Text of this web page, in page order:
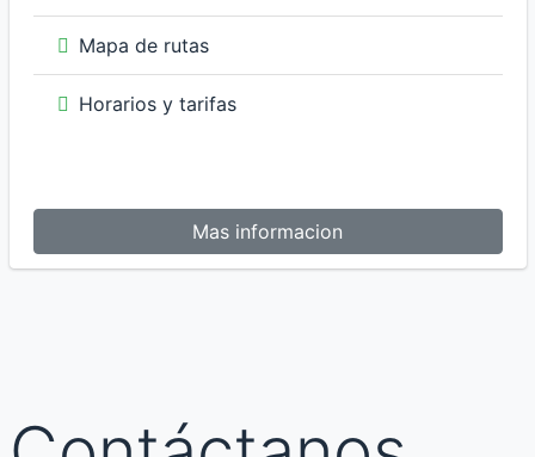
Mapa de rutas
Horarios y tarifas
Mas informacion